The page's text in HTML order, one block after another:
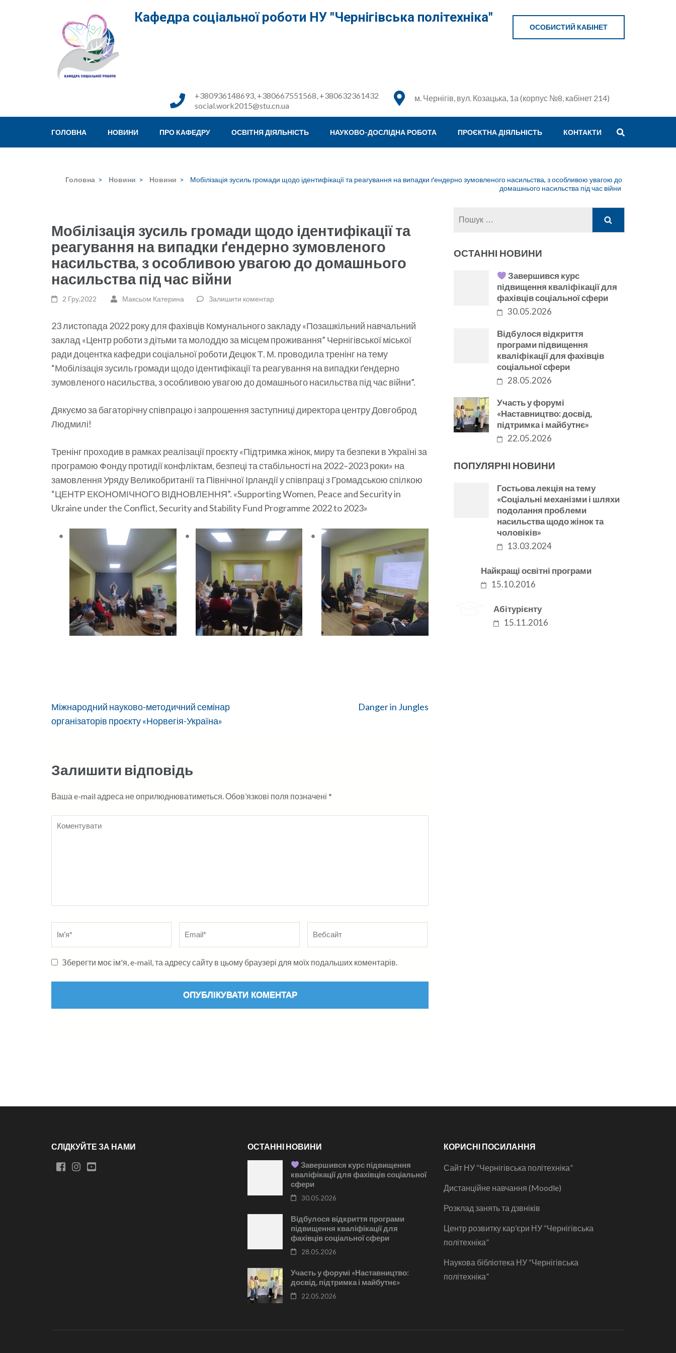
Кафедра соціальної роботи НУ "Чернігівська політехніка"
ОСОБИСТИЙ КАБІНЕТ
м. Чернігів, вул. Козацька, 1а (корпус №8, кабінет 214)
+380936148693, +380667551568, +380632361432
social.work2015@stu.cn.ua
ГОЛОВНА НОВИНИ ПРО КАФЕДРУ ОСВІТНЯ ДІЯЛЬНІСТЬ НАУКОВО-ДОСЛІДНА РОБОТА ПРОЄКТНА ДІЯЛЬНІСТЬ КОНТАКТИ
Головна > Новини > Новини >
Мобілізація зусиль громади щодо ідентифікації та реагування на випадки ґендерно зумовленого насильства, з особливою увагою до
домашнього насильства під час війни
Мобілізація зусиль громади щодо ідентифікації та
реагування на випадки ґендерно зумовленого
насильства, з особливою увагою до домашнього
насильства під час війни
2 Гру,2022 Максьом Катерина Залишити коментар
23 листопада 2022 року для фахівців Комунального закладу «Позашкільний навчальний
заклад «Центр роботи з дітьми та молоддю за місцем проживання” Чернігівської міської
ради доцентка кафедри соціальної роботи Децюк Т. М. проводила тренінг на тему
“Мобілізація зусиль громади щодо ідентифікації та реагування на випадки ґендерно
зумовленого насильства, з особливою увагою до домашнього насильства під час війни”.
Дякуємо за багаторічну співпрацю і запрошення заступниці директора центру Довгоброд
Людмилі!
Тренінг проходив в рамках реалізації проєкту «Підтримка жінок, миру та безпеки в Україні за
програмою Фонду протидії конфліктам, безпеці та стабільності на 2022–2023 роки» на
замовлення Уряду Великобританії та Північної Ірландії у співпраці з Громадською спілкою
“ЦЕНТР ЕКОНОМІЧНОГО ВІДНОВЛЕННЯ”. «Supporting Women, Peace and Security in
Ukraine under the Conflict, Security and Stability Fund Programme 2022 to 2023»
Навігація
записів
Міжнародний науково-методичний семінар
організаторів проєкту «Норвегія-Україна»
Danger in Jungles
Залишити відповідь
Ваша e-mail адреса не оприлюднюватиметься. Обов’язкові поля позначені *
Коментувати
Зберегти моє ім'я, e-mail, та адресу сайту в цьому браузері для моїх подальших коментарів.
Пошук:
ОСТАННІ НОВИНИ
Завершився курс
підвищення кваліфікації для
фахівців соціальної сфери
30.05.2026
Відбулося відкриття
програми підвищення
кваліфікації для фахівців
соціальної сфери
28.05.2026
Участь у форумі
«Наставництво: досвід,
підтримка і майбутнє»
22.05.2026
ПОПУЛЯРНІ НОВИНИ
Гостьова лекція на тему
«Соціальні механізми і шляхи
подолання проблеми
насильства щодо жінок та
чоловіків»
13.03.2024
Найкращі освітні програми
15.10.2016
Абітурієнту
15.11.2016
СЛІДКУЙТЕ ЗА НАМИ ОСТАННІ НОВИНИ
Завершився курс підвищення
кваліфікації для фахівців соціальної
сфери
30.05.2026
Відбулося відкриття програми
підвищення кваліфікації для
фахівців соціальної сфери
28.05.2026
Участь у форумі «Наставництво:
досвід, підтримка і майбутнє»
22.05.2026
КОРИСНІ ПОСИЛАННЯ
Сайт НУ “Чернігівська політехніка”
Дистанційне навчання (Moodle)
Розклад занять та дзвніків
Центр розвитку кар’єри НУ “Чернігівська
політехніка”
Наукова бібліотека НУ “Чернігівська
політехніка”